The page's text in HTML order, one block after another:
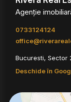
Agenție
0733124124
Bucuresti, Sector
Deschide în